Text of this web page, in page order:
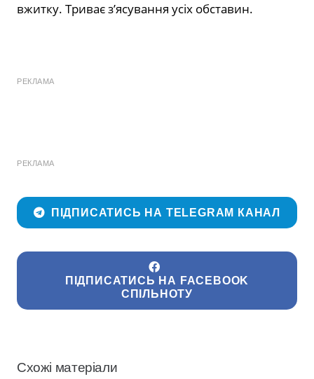
вжитку. Триває з’ясування усіх обставин.
РЕКЛАМА
РЕКЛАМА
ПІДПИСАТИСЬ НА TELEGRAM КАНАЛ
ПІДПИСАТИСЬ НА FACEBOOK
СПІЛЬНОТУ
Схожі матеріали